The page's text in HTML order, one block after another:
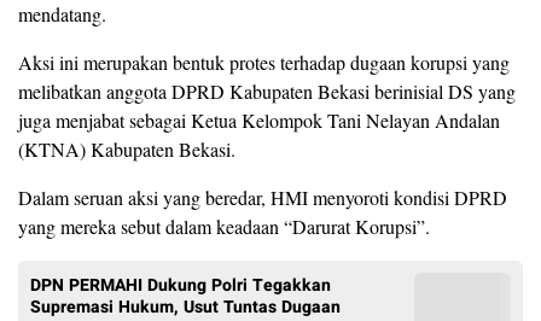
mendatang.
Aksi ini merupakan bentuk protes terhadap dugaan korupsi yang
melibatkan anggota DPRD Kabupaten Bekasi berinisial DS yang
juga menjabat sebagai Ketua Kelompok Tani Nelayan Andalan
(KTNA) Kabupaten Bekasi.
Dalam seruan aksi yang beredar, HMI menyoroti kondisi DPRD
yang mereka sebut dalam keadaan “Darurat Korupsi”.
DPN PERMAHI Dukung Polri Tegakkan
Supremasi Hukum, Usut Tuntas Dugaan